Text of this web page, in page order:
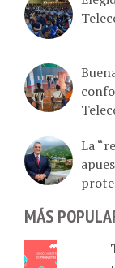
La
MÁS